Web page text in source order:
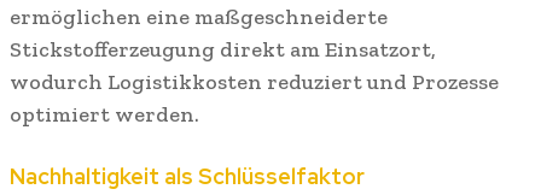
ermöglichen eine maßgeschneiderte
Stickstofferzeugung direkt am Einsatzort,
wodurch Logistikkosten reduziert und Prozesse
optimiert werden.
Nachhaltigkeit als Schlüsselfaktor